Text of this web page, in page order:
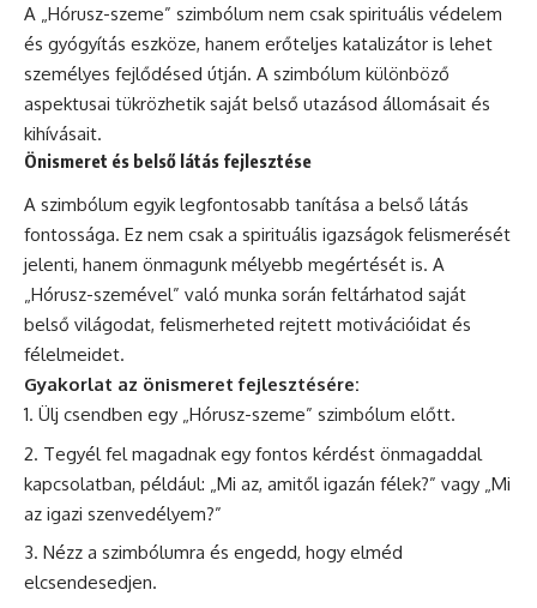
A „Hórusz-szeme” szimbólum nem csak spirituális védelem
és gyógyítás eszköze, hanem erőteljes katalizátor is lehet
személyes fejlődésed útján. A szimbólum különböző
aspektusai tükrözhetik saját belső utazásod állomásait és
kihívásait.
Önismeret és belső látás fejlesztése
A szimbólum egyik legfontosabb tanítása a belső látás
fontossága. Ez nem csak a spirituális igazságok felismerését
jelenti, hanem önmagunk mélyebb megértését is. A
„Hórusz-szemével” való munka során feltárhatod saját
belső világodat, felismerheted rejtett motivációidat és
félelmeidet.
Gyakorlat az önismeret fejlesztésére:
Ülj csendben egy „Hórusz-szeme” szimbólum előtt.
Tegyél fel magadnak egy fontos kérdést önmagaddal
kapcsolatban, például: „Mi az, amitől igazán félek?” vagy „Mi
az igazi szenvedélyem?”
Nézz a szimbólumra és engedd, hogy elméd
elcsendesedjen.